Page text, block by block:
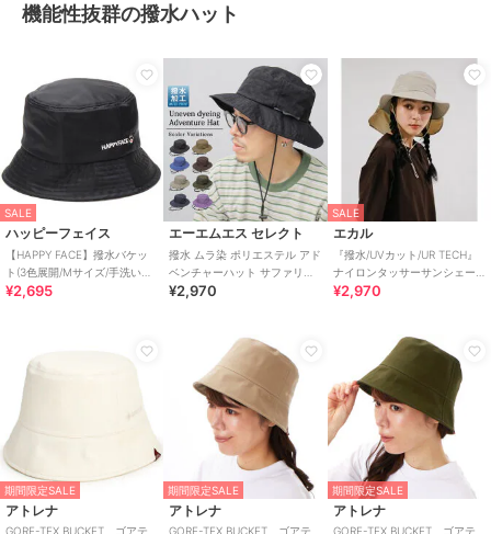
機能性抜群の撥水ハット
SALE
ハッピーフェイス
【HAPPY FACE】撥水バケッ
ト(3色展開/Mサイズ/手洗い可/
通期)
¥2,695
エーエムエス セレクト
撥水 ムラ染 ポリエステル アド
ベンチャーハット サファリハ
ット アウトドアハット UVカ
¥2,970
SALE
エカル
『撥水/UVカット/UR TECH』
ナイロンタッサーサンシェー
ドハット
¥2,970
期間限定SALE
アトレナ
GORE-TEX BUCKET ゴアテ
期間限定SALE
アトレナ
GORE-TEX BUCKET ゴアテ
期間限定SALE
アトレナ
GORE-TEX BUCKET ゴアテ